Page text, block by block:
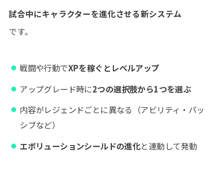
試合中にキャラクターを進化させる新システム
です。
戦闘や行動でXPを稼ぐとレベルアップ
アップグレード時に2つの選択肢から1つを選ぶ
内容がレジェンドごとに異なる（アビリティ・パッ
シブなど）
エボリューションシールドの進化と連動して発動